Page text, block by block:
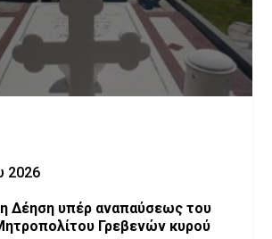
2026
Δέηση υπέρ αναπαύσεως του
Γρεβενών κυρού